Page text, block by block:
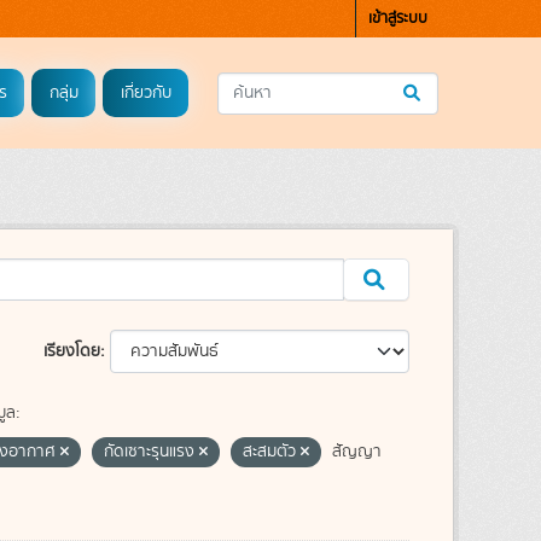
เข้าสู่ระบบ
กลุ่ม เกี่ยวกับ
เรียงโดย
ล:
อากาศ
กัดเซาะรุนแรง สะสมตัว สัญญา